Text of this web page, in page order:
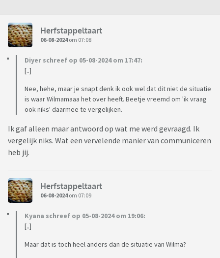
Herfstappeltaart
06-08-2024om 07:08
Diyer schreef op 05-08-2024 om 17:47:
[..]
Nee, hehe, maar je snapt denk ik ook wel dat dit niet de situatie
is waar Wilmamaaa het over heeft. Beetje vreemd om 'ik vraag
ook niks' daarmee te vergelijken.
Ik gaf alleen maar antwoord op wat me werd gevraagd. Ik
vergelijk niks. Wat een vervelende manier van communiceren
heb jij.
Herfstappeltaart
06-08-2024om 07:09
Kyana schreef op 05-08-2024 om 19:06:
[..]
Maar dat is toch heel anders dan de situatie van Wilma?